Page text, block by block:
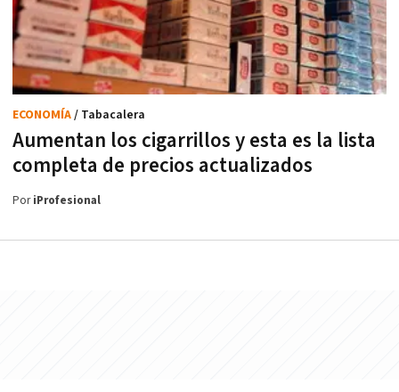
Aumentan los cigarrillos y esta es la lista
completa de precios actualizados
ECONOMÍA/ Tabacalera
PoriProfesional